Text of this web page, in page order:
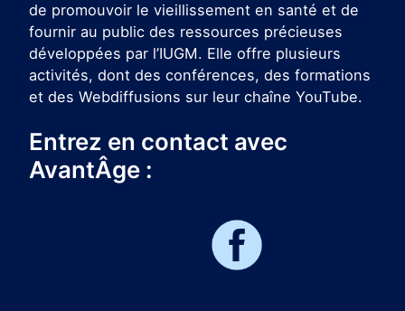
de promouvoir le vieillissement en santé et de
fournir au public des ressources précieuses
développées par l’IUGM. Elle offre plusieurs
activités, dont des conférences, des formations
et des Webdiffusions sur leur chaîne YouTube.
Entrez en contact avec
AvantÂge :